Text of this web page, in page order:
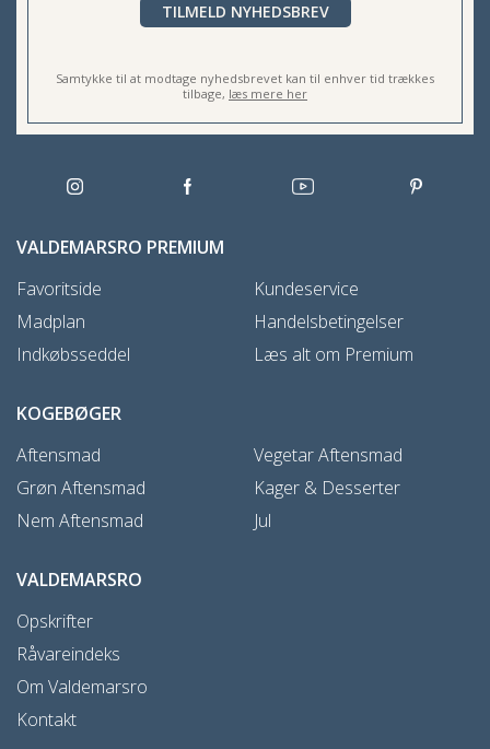
TILMELD NYHEDSBREV
Samtykke til at modtage nyhedsbrevet kan til enhver tid trækkes
tilbage, læs mere her
VALDEMARSRO PREMIUM
Favoritside
Madplan
Indkøbsseddel
Kundeservice
Handelsbetingelser
Læs alt om Premium
KOGEBØGER
Aftensmad
Grøn Aftensmad
Nem Aftensmad
Vegetar Aftensmad
Kager & Desserter
Jul
VALDEMARSRO
Opskrifter
Råvareindeks
Om Valdemarsro
Kontakt